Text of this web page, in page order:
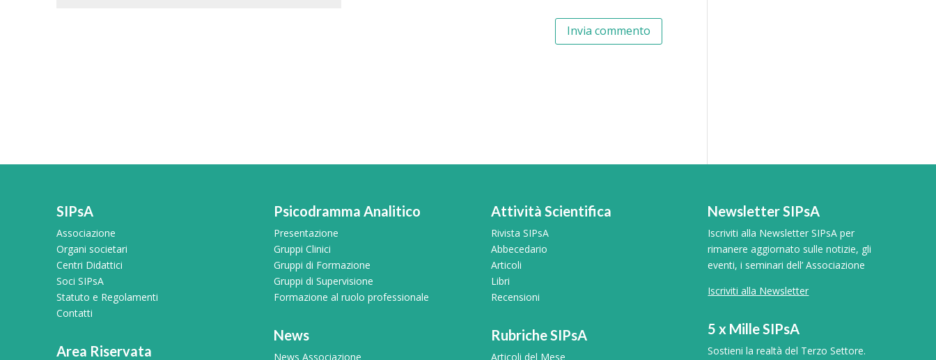
SIPsA
Associazione
Organi societari
Centri Didattici
Soci SIPsA
Statuto e Regolamenti
Contatti
Area Riservata
Psicodramma Analitico
Presentazione
Gruppi Clinici
Gruppi di Formazione
Gruppi di Supervisione
Formazione al ruolo professionale
News
News Associazione
Attività Scientifica
Rivista SIPsA
Abbecedario
Articoli
Libri
Recensioni
Rubriche SIPsA
Articoli del Mese
Newsletter SIPsA
Iscriviti alla Newsletter SIPsA per
rimanere aggiornato sulle notizie, gli
eventi, i seminari dell’ Associazione
Iscriviti alla Newsletter
5 x Mille SIPsA
Sostieni la realtà del Terzo Settore.